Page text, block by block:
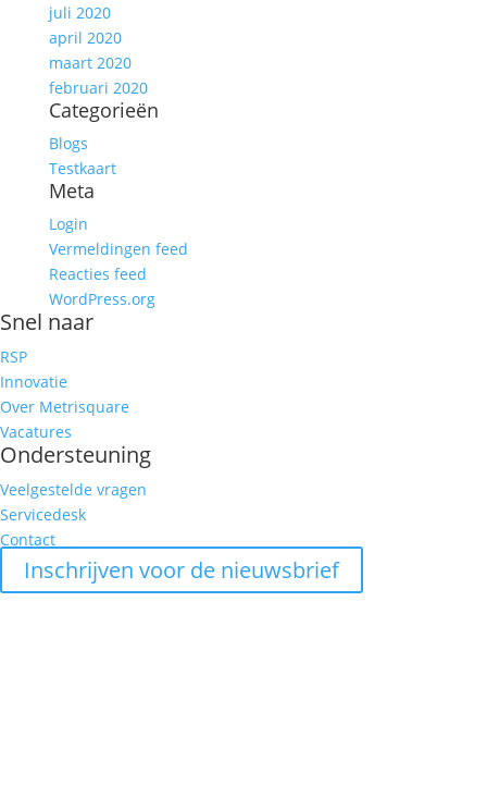
juli 2020
april 2020
maart 2020
februari 2020
Categorieën
Blogs
Testkaart
Meta
Login
Vermeldingen feed
Reacties feed
WordPress.org
Snel naar
RSP
Innovatie
Over Metrisquare
Vacatures
Ondersteuning
Veelgestelde vragen
Servicedesk
Contact
Inschrijven voor de nieuwsbrief